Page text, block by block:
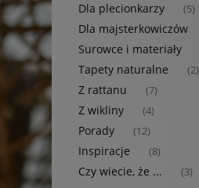
Dla plecionkarzy (5)
Dla majsterkowiczów
Surowce i materiały
Tapety naturalne (2)
Z rattanu (7)
Z wikliny (4)
Porady (12)
Inspiracje (8)
Czy wiecie, że ... (3)